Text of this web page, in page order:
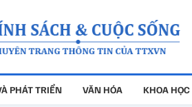
PHÁT TRIỂN VĂN HÓA KHOA HỌC